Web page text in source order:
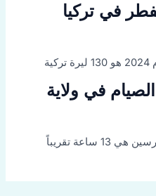
في تركيا
في ولاية
تقريباً